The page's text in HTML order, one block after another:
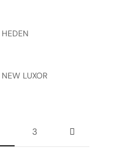
HEDEN
NEW LUXOR
3